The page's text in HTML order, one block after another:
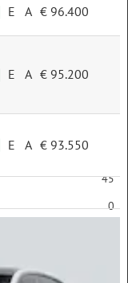
45
0
E A € 96.400
E A € 95.200
E A € 93.550